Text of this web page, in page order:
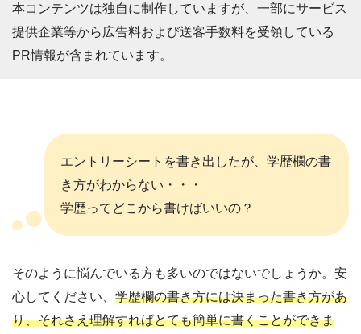
本コンテンツは独自に制作していますが、一部にサービス
提供企業等から広告料および送客手数料を受領している
PR情報が含まれています。
エントリーシートを書き出したが、学歴欄の書
き方がわからない・・・
学歴ってどこから書けばいいの？
そのように悩んでいる方も多いのではないでしょうか。安
心してください、 学歴欄の書き方には決まった書き方があ
り、それさえ理解すればとても簡単に書くことができま